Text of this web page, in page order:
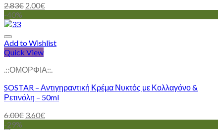
2.83€ 2.00€
-40%
Add to Wishlist
Quick View
.::ΟΜΟΡΦΙΑ::.
SOSTAR – Αντιγηραντική Κρέμα Νυκτός με Κολλαγόνο &
Ρετινόλη – 50ml
6.00€ 3.60€
-29%